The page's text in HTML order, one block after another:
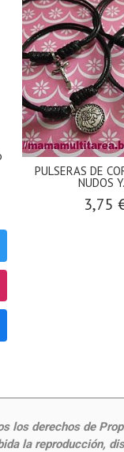
PULSERAS DE
NUDOS
3,75
los derechos de
la reproducción,